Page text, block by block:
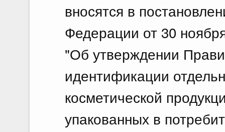
вносятся в
Федерации от 30
"Об утверждении
идентификации
косметической
упакованных в